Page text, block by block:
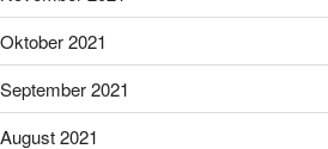
Oktober 2021
September 2021
August 2021